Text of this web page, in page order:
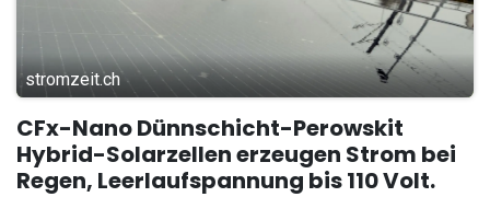
stromzeit.ch
CFx-Nano Dünnschicht-Perowskit
Hybrid-Solarzellen erzeugen Strom bei
Regen, Leerlaufspannung bis 110 Volt.